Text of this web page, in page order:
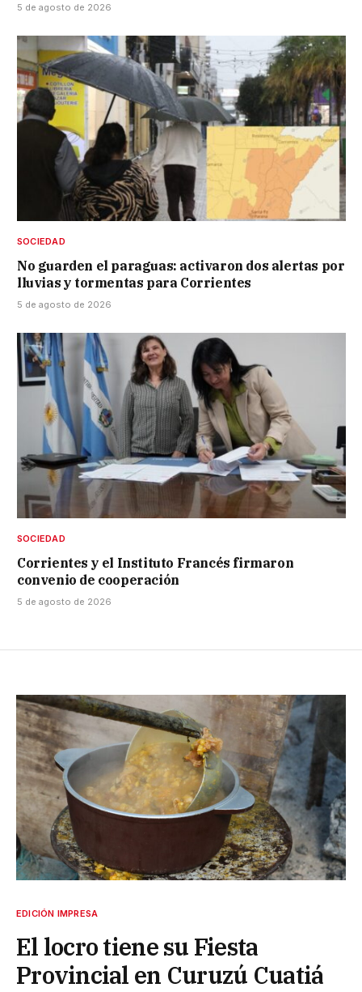
5 de agosto de 2026
SOCIEDAD
No guarden el paraguas: activaron dos alertas por
lluvias y tormentas para Corrientes
5 de agosto de 2026
SOCIEDAD
Corrientes y el Instituto Francés firmaron
convenio de cooperación
5 de agosto de 2026
EDICIÓN IMPRESA
El locro tiene su Fiesta
Provincial en Curuzú Cuatiá